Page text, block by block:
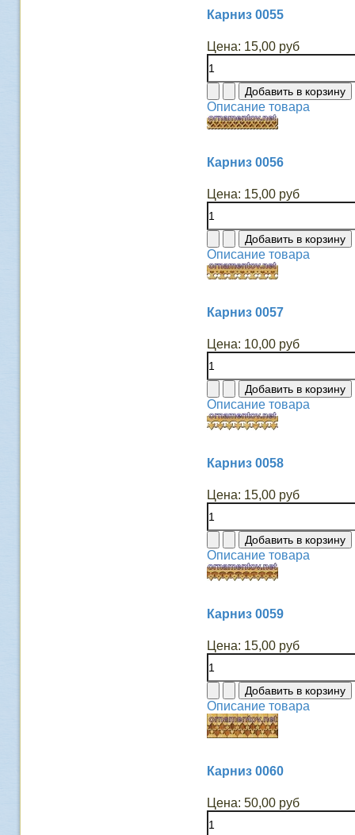
Карниз 0055
Цена: 15,00 руб
Описание товара
Карниз 0056
Цена: 15,00 руб
Описание товара
Карниз 0057
Цена: 10,00 руб
Описание товара
Карниз 0058
Цена: 15,00 руб
Описание товара
Карниз 0059
Цена: 15,00 руб
Описание товара
Карниз 0060
Цена: 50,00 руб